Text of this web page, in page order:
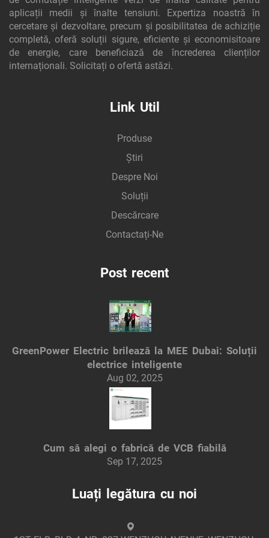
aplicații medii și înalte tensiuni. Expertiza noastră în
cercetare și dezvoltare, precum și posibilitatea de achiziție
completă, oferă soluții sigure, eficiente și economisitoare
de energie, care beneficiază de încrederea clienților
internaționali. Solicitați o ofertă astăzi.
Link Util
Produse
Știri
Despre Noi
Soluții
Descărcare
Contactați-Ne
Post recent
GreenPower Electric brilează la MEE Dubai: Soluții
electrice inteligente
Aug 02, 2025
Cum să alegi o fabrică de VCB fiabilă
Sep 17, 2025
Luați legătura cu noi